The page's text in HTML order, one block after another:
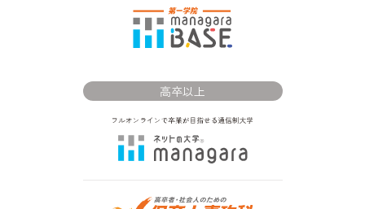
高卒以上